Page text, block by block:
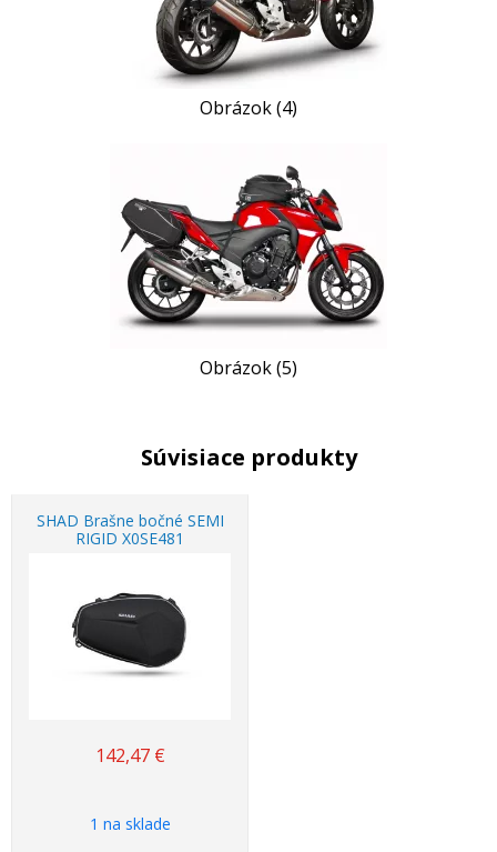
Obrázok (4)
Obrázok (5)
Súvisiace produkty
SHAD Brašne bočné SEMI
RIGID X0SE481
142,47 €
1 na sklade